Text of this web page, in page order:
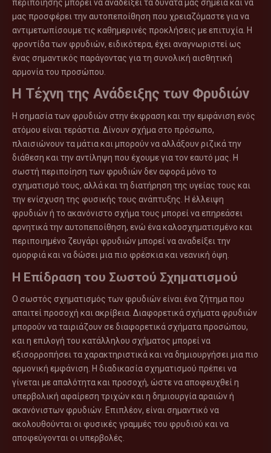
περιποίησης μπορεί να αναδείξει τα δυνατά μας σημεία και να
μας προσφέρει την αυτοπεποίθηση που χρειαζόμαστε για να
αντιμετωπίσουμε τις καθημερινές προκλήσεις με επιτυχία. Η
φροντίδα των φρυδιών, ειδικότερα, έχει αναγνωριστεί ως
ένας σημαντικός παράγοντας για τη συνολική αισθητική
αρμονία του προσώπου.
Η Τέχνη της Ανάδειξης των Φρυδιών
Η σημασία των φρυδιών στην έκφραση και την εμφάνιση ενός
ατόμου είναι τεράστια. Δίνουν σχήμα στο πρόσωπο,
πλαισιώνουν τα μάτια και μπορούν να αλλάξουν ριζικά την
διάθεση και την αντίληψη που έχουμε για τον εαυτό μας. Η
σωστή περιποίηση των φρυδιών δεν αφορά μόνο το
σχηματισμό τους, αλλά και τη διατήρηση της υγείας τους και
την ενίσχυση της φυσικής τους ανάπτυξης. Η έλλειψη
φρυδιών ή το ακανόνιστο σχήμα τους μπορεί να επηρεάσει
αρνητικά την αυτοπεποίθηση, ενώ ένα καλοσχηματισμένο και
περιποιημένο ζευγάρι φρυδιών μπορεί να αναδείξει την
ομορφιά και να δώσει μια πιο φρέσκια και νεανική όψη.
Η Επίδραση του Σωστού Σχηματισμού
Ο σωστός σχηματισμός των φρυδιών είναι ένα ζήτημα που
απαιτεί προσοχή και ακρίβεια. Διαφορετικά σχήματα φρυδιών
μπορούν να ταιριάζουν σε διαφορετικά σχήματα προσώπου,
και η επιλογή του κατάλληλου σχήματος μπορεί να
εξισορροπήσει τα χαρακτηριστικά και να δημιουργήσει μια πιο
αρμονική εμφάνιση. Η διαδικασία σχηματισμού πρέπει να
γίνεται με απαλότητα και προσοχή, ώστε να αποφευχθεί η
υπερβολική αφαίρεση τριχών και η δημιουργία αραιών ή
ακανόνιστων φρυδιών. Επιπλέον, είναι σημαντικό να
ακολουθούνται οι φυσικές γραμμές του φρυδιού και να
αποφεύγονται οι υπερβολές.